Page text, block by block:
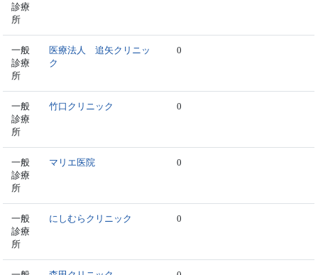
診療
所
一般
診療
所
医療法人 追矢クリニッ
ク
0
一般
診療
所
竹口クリニック 0
一般
診療
所
マリエ医院 0
一般
診療
所
にしむらクリニック 0